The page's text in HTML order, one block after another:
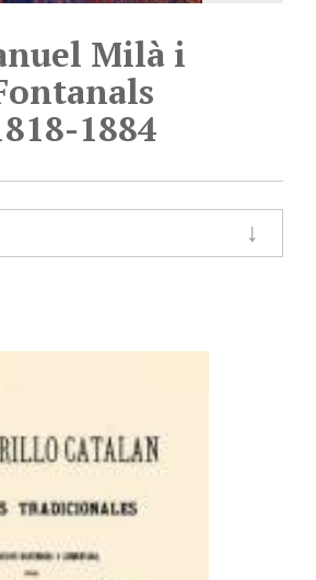
Milà i
1884